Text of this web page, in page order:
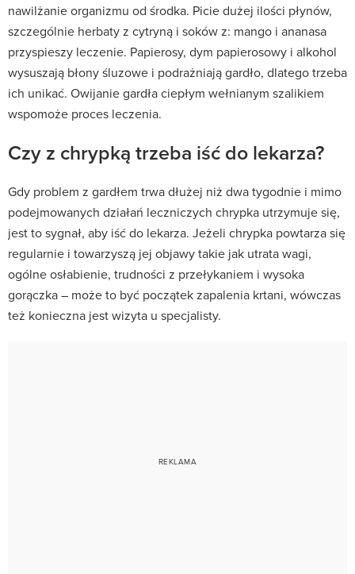
nawilżanie organizmu od środka. Picie dużej ilości płynów,
szczególnie herbaty z cytryną i soków z: mango i ananasa
przyspieszy leczenie. Papierosy, dym papierosowy i alkohol
wysuszają błony śluzowe i podrażniają gardło, dlatego trzeba
ich unikać. Owijanie gardła ciepłym wełnianym szalikiem
wspomoże proces leczenia.
Czy z chrypką trzeba iść do lekarza?
Gdy problem z gardłem trwa dłużej niż dwa tygodnie i mimo
podejmowanych działań leczniczych chrypka utrzymuje się,
jest to sygnał, aby iść do lekarza. Jeżeli chrypka powtarza się
regularnie i towarzyszą jej objawy takie jak utrata wagi,
ogólne osłabienie, trudności z przełykaniem i wysoka
gorączka – może to być początek zapalenia krtani, wówczas
też konieczna jest wizyta u specjalisty.